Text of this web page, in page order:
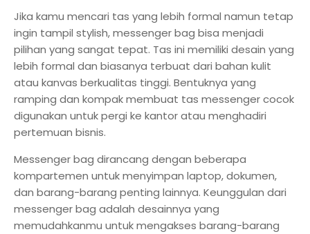
Jika kamu mencari tas yang lebih formal namun tetap
ingin tampil stylish, messenger bag bisa menjadi
pilihan yang sangat tepat. Tas ini memiliki desain yang
lebih formal dan biasanya terbuat dari bahan kulit
atau kanvas berkualitas tinggi. Bentuknya yang
ramping dan kompak membuat tas messenger cocok
digunakan untuk pergi ke kantor atau menghadiri
pertemuan bisnis.
Messenger bag dirancang dengan beberapa
kompartemen untuk menyimpan laptop, dokumen,
dan barang-barang penting lainnya. Keunggulan dari
messenger bag adalah desainnya yang
memudahkanmu untuk mengakses barang-barang